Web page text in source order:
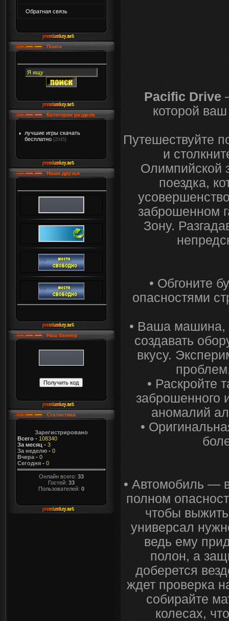
Обратная связь
Поиск
Категории раздела
лучшие игры скачать
бесплатно [2045]
Наши друзья
Наш баннер
Статистика
Зарегистрировано
Всего- 108340
За месяц - 3
За неделю- 0
Вчера- 0
Сегодня- 0
Онлайн всего: 33
Гостей: 33
Пользователей: 0
Pacific Drive
которой
Путешествуйте
и
Олимпийской
поездка,
заброшенном
Зону.
• Обгоните
опасностями
• Ваша машина,
создавать
вкусу.
• Раскройте
заброшенного
аномалий
•
• Автомобиль —
полном
чтобы
универсал
ведь ему
полон, а
доберется
ждет проверка
собирайте
колесах,